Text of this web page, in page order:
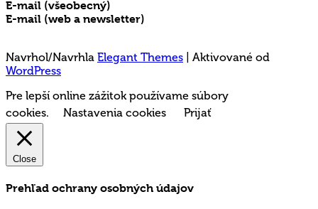
E-mail (všeobecný)
E-mail (web a newsletter)
Navrhol/Navrhla Elegant Themes | Aktivované od
WordPress
Pre lepší online zážitok používame súbory
cookies.
Nastavenia cookies Prijať
Close
Prehľad ochrany osobných údajov